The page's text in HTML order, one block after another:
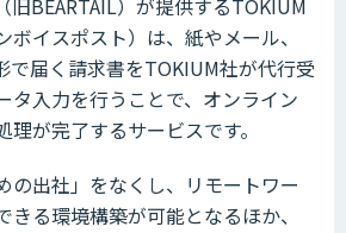
ボイスポスト）は、紙やメール、
で届く請求書をTOKIUM社が代行受
タ入力を行うことで、オンライン
が完了するサービスです。
の出社」をなくし、リモートワー
きる環境構築が可能となるほか、